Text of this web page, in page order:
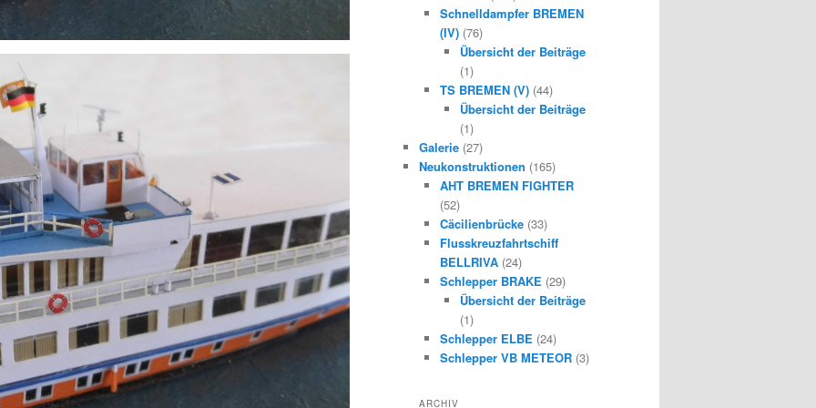
Schnelldampfer BREMEN
(IV)(76)
Übersicht der Beiträge
(1)
TS BREMEN (V)(44)
Übersicht der Beiträge
(1)
Galerie (27)
Neukonstruktionen (165)
AHT BREMEN FIGHTER
(52)
Cäcilienbrücke(33)
Flusskreuzfahrtschiff
BELLRIVA(24)
Schlepper BRAKE(29)
Übersicht der Beiträge
(1)
Schlepper ELBE(24)
Schlepper VB METEOR(3)
ARCHIV